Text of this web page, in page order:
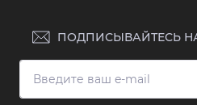
ПОДПИСЫВАЙТЕСЬ